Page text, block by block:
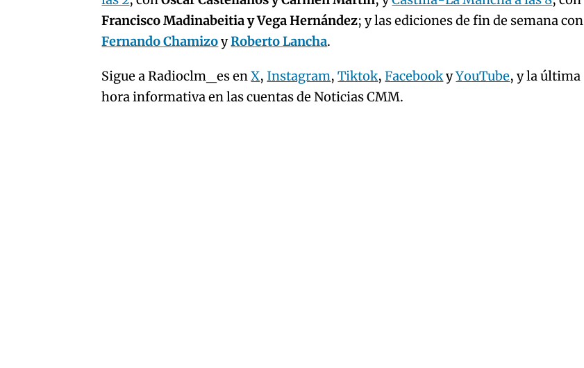
artículo
Francisco Madinabeitia y Vega Hernández; y las ediciones de fin de semana con
Fernando ChamizoyRoberto Lancha.
Sigue a Radioclm_es enX, Instagram,Tiktok,FacebookyYouTube, y la última
hora informativa en las cuentas de Noticias CMM.